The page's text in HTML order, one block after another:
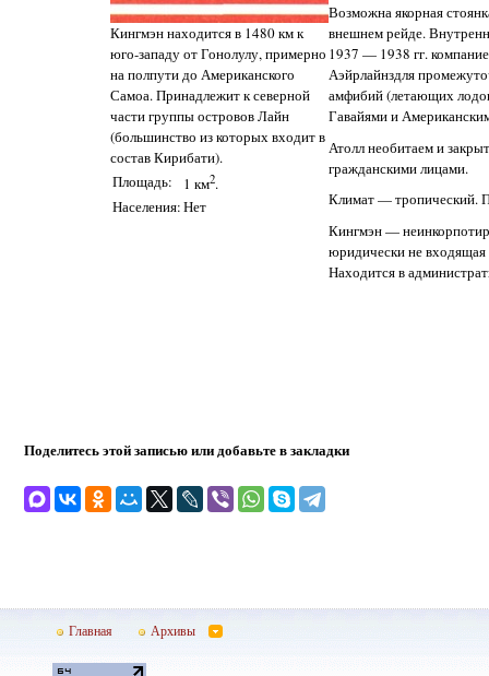
Кингмэн находится в 1480 км к
юго-западу от Гонолулу, примерно
на полпути до Американского
Самоа. Принадлежит к северной
части группы островов Лайн
(большинство из которых входит в
состав Кирибати).
Площадь:
1 км2.
Населения:Нет
Возможна якорная
внешнем рейде.
1937 — 1938 гг.
Аэйрлайнздля
амфибий (летающих
Гавайями и
Атолл необитаем и
гражданскими лицами.
Климат — тропический.
Кингмэн —
юридически не
Находится в
Поделитесь этой записью или добавьте в закладки
Главная Архивы